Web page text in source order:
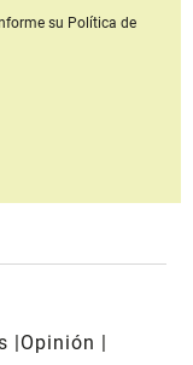
su Política de
Opinión